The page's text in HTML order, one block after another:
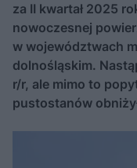
za II kwartał 2025
nowoczesnej
w województwach
dolnośląskim.
r/r, ale mimo to
pustostanów